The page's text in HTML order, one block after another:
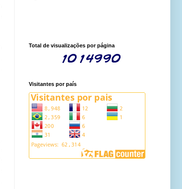
Total de visualizações por página
Visitantes por país